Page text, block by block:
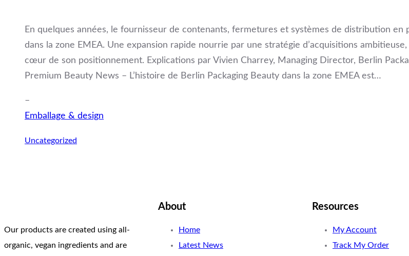
En quelques années, le fournisseur de contenants, fermetures et systèmes de distribution
dans la zone EMEA. Une expansion rapide nourrie par une stratégie d’acquisitions
cœur de son positionnement. Explications par Vivien Charrey, Managing Director, Berlin
Premium Beauty News – L’histoire de Berlin Packaging Beauty dans la zone EMEA est…
–
Emballage & design
Uncategorized
Our products are created using all-
organic, vegan ingredients and are
About
Home
Latest News
Resources
My Account
Track My Order